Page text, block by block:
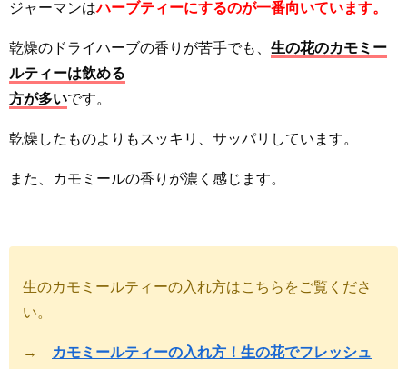
ジャーマンはハーブティーにするのが一番向いています。
乾燥のドライハーブの香りが苦手でも、 生の花のカモミー
ルティーは飲める
方が多いです。
乾燥したものよりもスッキリ、サッパリしています。
また、カモミールの香りが濃く感じます。
生のカモミールティーの入れ方はこちらをご覧くださ
い。
→
カモミールティーの入れ方！生の花でフレッシュ